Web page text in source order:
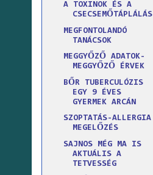
A TOXINOK ÉS A
CSECSEMŐTÁPLÁLÁS
MEGFONTOLANDÓ
TANÁCSOK
MEGGYŐZŐ ADATOK-
MEGGYŐZŐ ÉRVEK
BŐR TUBERCULÓZIS
EGY 9 ÉVES
GYERMEK ARCÁN
SZOPTATÁS-ALLERGIA
MEGELŐZÉS
SAJNOS MÉG MA IS
AKTUÁLIS A
TETVESSÉG